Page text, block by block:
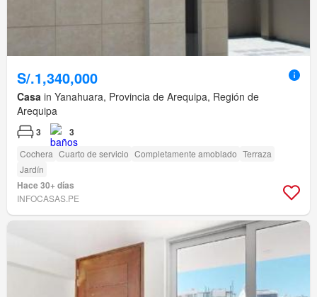
S/.1,340,000
Casa in Yanahuara, Provincia de Arequipa, Región de
Arequipa
3 3
Cochera Cuarto de servicio Completamente amoblado Terraza
Jardín
Hace 30+ días
INFOCASAS.PE